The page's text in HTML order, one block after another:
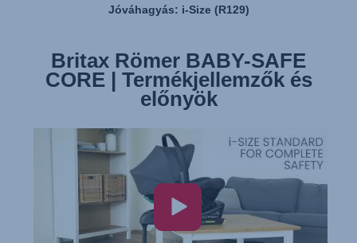
Jóváhagyás: i-Size (R129)
Britax Römer BABY-SAFE
CORE | Termékjellemzők és
előnyök
Britax Römer BABY-SAFE
CORE | Rögzítés